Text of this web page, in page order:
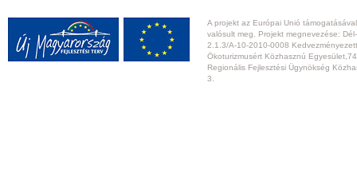
A projekt az Európai Unió
valósult meg. Projekt megnevezése:
2.1.3/A-10-2010-0008
Ökoturizmusért Közhasznú
Regionális Fejlesztési Ügynökség
3.